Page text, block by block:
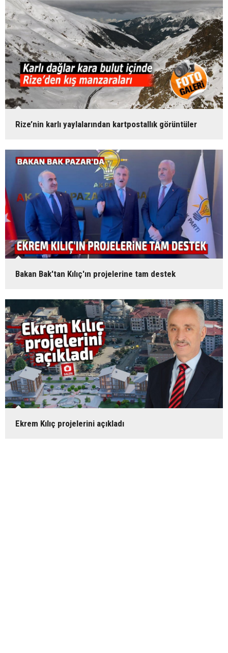
Rize’nin karlı yaylalarından kartpostallık görüntüler
Bakan Bak'tan Kılıç'ın projelerine tam destek
Ekrem Kılıç projelerini açıkladı